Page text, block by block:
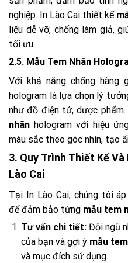
nghiệp. In Lào Cai thiết kế
liệu dễ vỡ, chống làm giả,
tối ưu.
2.5. Mẫu Tem Nhãn
Với khả năng chống hàng
hologram là lựa chọn lý
như đồ điện tử, dược
nhãn hologram với hiệu
màu sắc theo góc nhìn, tạo
3. Quy Trình Thiết Kế
Lào Cai
Tại In Lào Cai, chúng tôi
để đảm bảo từng mẫu tem
Tư vấn chi tiết:Đội ngũ
của bạn và gợi ý mẫu
và mục đích sử dụng.